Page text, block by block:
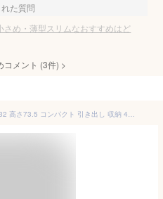
た質問
め・薄型スリムなおすすめはど
コメント (3件) >
チェスト 北欧 スリム 幅30 奥行32 高さ73.5 コンパクト 引き出し 収納 4段 リビング収納 ラック スリムラック サイドチェスト 収納チェスト 脚付き 木目 木製【代引不可】[18]